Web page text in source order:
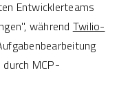
Entwicklerteams
während Twilio-
MCP-